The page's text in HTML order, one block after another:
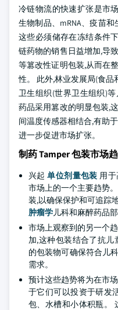
冷链物流的快速扩张是市
生物制品、mRNA、疫苗
这些必须储存在冻结条件
链药物的销售日益增加,导
等篡改性证明包装,从而在
性。 此外,林业发展局(食品
卫生组织(世界卫生组织)
药品采用篡改的明显包装,
间温度传感器相结合,有助
进一步促进市场扩张。
制药 Tamper 包装市场
兴起单位剂量包装 用
市场上的一个主要趋势
装,以确保保护和可追踪
肿瘤学儿科和麻醉药品部
市场上观察到的另一个
加,这种包装结合了抗
的包装物可确保符合儿
需求。
预计这些趋势将为在市
于它们可以投资于研发
包、水槽和小体积瓶。